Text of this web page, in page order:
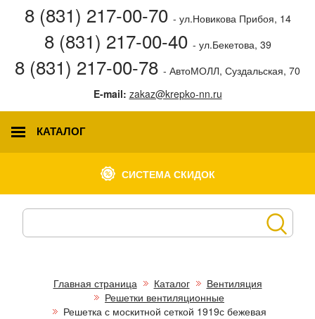
8 (831) 217-00-70 - ул.Новикова Прибоя, 14
8 (831) 217-00-40 - ул.Бекетова, 39
8 (831) 217-00-78 - АвтоМОЛЛ, Суздальская, 70
E-mail: zakaz@krepko-nn.ru
КАТАЛОГ
СИСТЕМА СКИДОК
Главная страница Каталог
Вентиляция
Решетки вентиляционные
Решетка с москитной сеткой 1919с бежевая